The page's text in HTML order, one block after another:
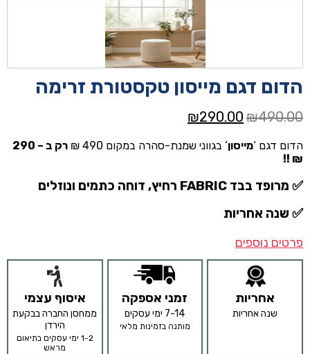
הדום דגם מייסון טקסטורת זרימה
₪490.00
המחיר
היה:
₪290.00
הוא:
הדום דגם ‘מייסון‘ בגווני שמנת-סהרה במקום 490 ₪
רק ב – 290
₪ !!
✅ מרופד בבד FABRIC רחיץ, דוחה כתמים ונוזלים
✅ שנה אחריות
פרטים נוספים
אחריות
שנה אחריות
זמני אספקה
7-14 ימי עסקים
מותנה בזמינות מלאי
איסוף עצמי
ממחסן החברה בבקעת
הירדן
1-2 ימי עסקים בתיאום
מראש